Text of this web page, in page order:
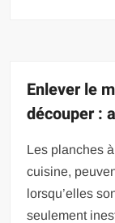
Enlever le
découper :
Les planches
cuisine,
lorsqu’elles
seulement